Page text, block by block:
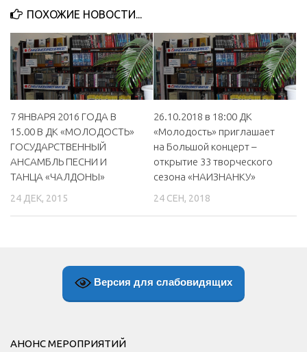
ПОХОЖИЕ НОВОСТИ...
7 ЯНВАРЯ 2016 ГОДА В
15.00 В ДК «МОЛОДОСТЬ»
ГОСУДАРСТВЕННЫЙ
АНСАМБЛЬ ПЕСНИ И
ТАНЦА «ЧАЛДОНЫ»
24 ДЕК, 2015
26.10.2018 в 18:00 ДК
«Молодость» приглашает
на Большой концерт –
открытие 33 творческого
сезона «НАИЗНАНКУ»
24 СЕН, 2018
Версия для слабовидящих
АНОНС МЕРОПРИЯТИЙ